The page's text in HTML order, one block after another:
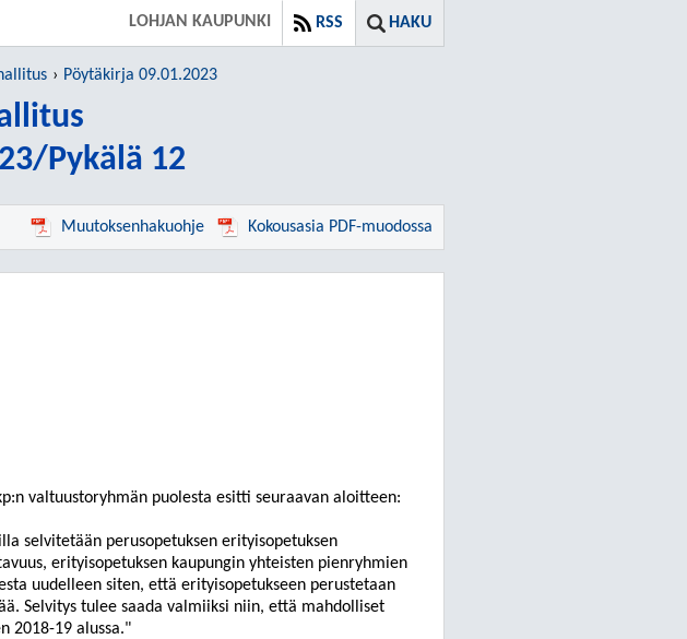
HAKU
RSS
LOHJAN KAUPUNKI
Pöytäkirja 09.01.2023
Pykälä 12
Muutoksenhakuohje Kokousasia PDF-muodossa
valtuustoryhmän puolesta esitti seuraavan aloitteen:
selvitetään perusopetuksen erityisopetuksen
erityisopetuksen kaupungin yhteisten pienryhmien
uudelleen siten, että erityisopetukseen perustetaan
Selvitys tulee saada valmiiksi niin, että mahdolliset
2018-19 alussa."